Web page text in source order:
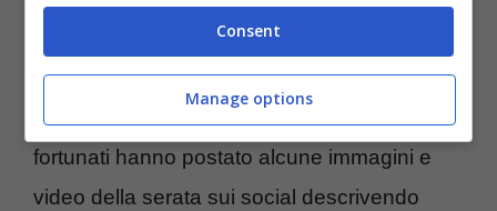
serata sono arrivati sul palco i The Kolors.
Un concerto a tutti gli effetti, sebbene privato,
che ha fatto gola, oltre che invidia, a molti. I
fortunati hanno postato alcune immagini e
video della serata sui social descrivendo
Consent
Manage options